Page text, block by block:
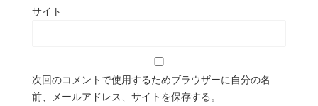
サイト
次回のコメントで使用するためブラウザーに自分の名
前、メールアドレス、サイトを保存する。